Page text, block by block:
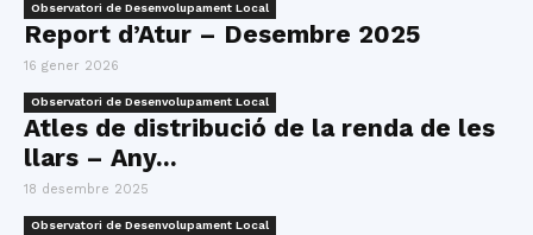
Observatori de Desenvolupament Local
Report d’Atur – Desembre 2025
16 gener 2026
Observatori de Desenvolupament Local
Atles de distribució de la renda de les
llars – Any...
18 desembre 2025
Observatori de Desenvolupament Local